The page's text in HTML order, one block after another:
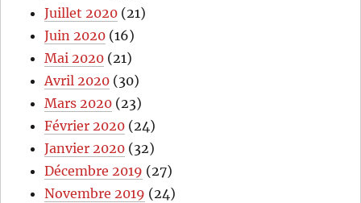
Juillet 2020 (21)
Juin 2020 (16)
Mai 2020 (21)
Avril 2020 (30)
Mars 2020 (23)
Février 2020 (24)
Janvier 2020 (32)
Décembre 2019 (27)
Novembre 2019 (24)